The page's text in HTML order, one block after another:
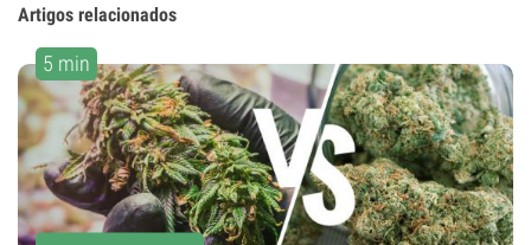
Artigos relacionados
5 min